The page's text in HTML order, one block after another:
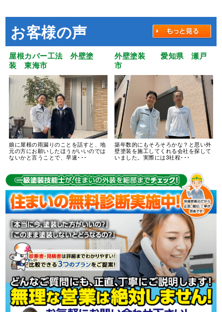
お客様の声
屋根カバー工法 外壁塗
装 東海市
娘に屋根の雨漏りのことを話すと、地
元の方にお願いしたほうがいいのでは
ないかと言うことで、早速･･･
外壁塗装 愛知県 瀬戸
市
築年数的にもそろそろかな？と思い外
壁塗装を施工してくれる会社を探して
いました。実際には3社程･･･